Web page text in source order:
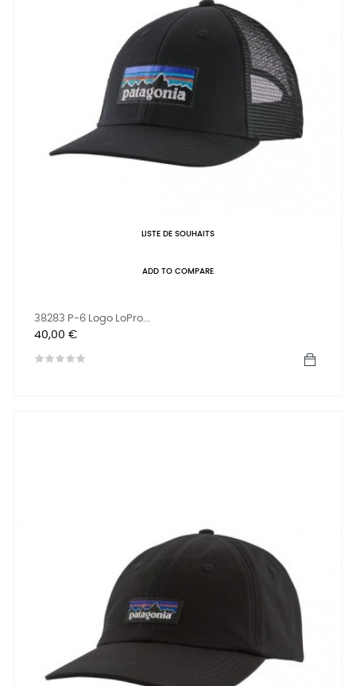
LISTE DE SOUHAITS
ADD TO COMPARE
38283 P-6 Logo LoPro...
Prix
40,00 €